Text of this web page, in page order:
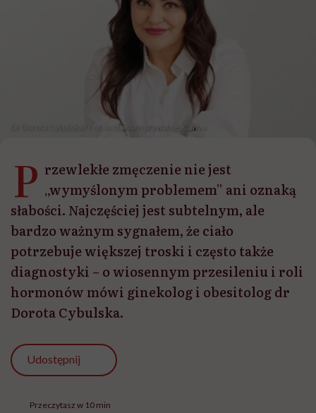
Dr Dorota Cybulska / Fot. archiwum prywatne, Canva
P rzewlekłe zmęczenie nie jest
„wymyślonym problemem” ani oznaką
słabości. Najczęściej jest subtelnym, ale
bardzo ważnym sygnałem, że ciało
potrzebuje większej troski i często także
diagnostyki – o wiosennym przesileniu i roli
hormonów mówi ginekolog i obesitolog dr
Dorota Cybulska.
Udostępnij
Przeczytasz w 10 min